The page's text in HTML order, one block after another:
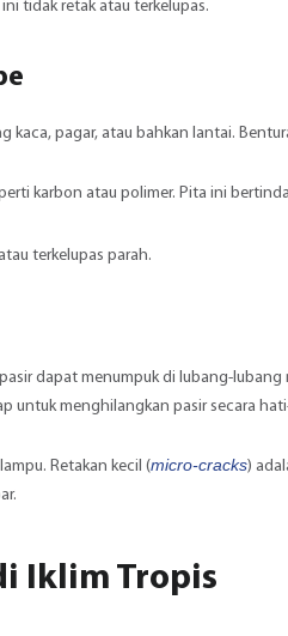
tidak retak atau terkelupas.
pagar, atau bahkan lantai.
karbon atau polimer. Pita ini
terkelupas parah.
dapat menumpuk di lubang-lubang
untuk menghilangkan pasir secara
Retakan kecil (micro-cracks)
Iklim Tropis